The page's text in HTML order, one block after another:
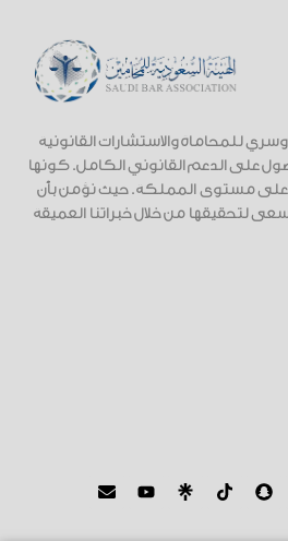
للمحاماة والاستشارات القانونية
على الدعم القانوني الكامل. كونها
على مستوى المملكة. حيث نؤمن بأن
لتحقيقها من خلال خبراتنا العميقة